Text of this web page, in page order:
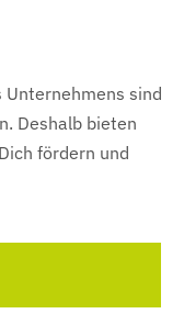
sind
Deshalb bieten
fördern und